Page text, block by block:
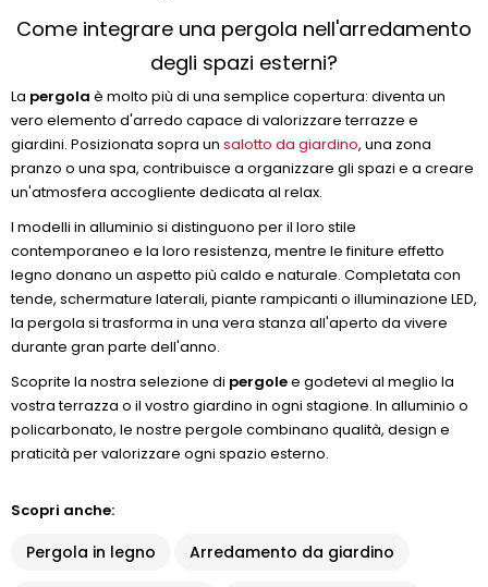
Come integrare una pergola nell'arredamento
degli spazi esterni?
La pergola è molto più di una semplice copertura: diventa un
vero elemento d'arredo capace di valorizzare terrazze e
giardini. Posizionata sopra un salotto da giardino, una zona
pranzo o una spa, contribuisce a organizzare gli spazi e a creare
un'atmosfera accogliente dedicata al relax.
I modelli in alluminio si distinguono per il loro stile
contemporaneo e la loro resistenza, mentre le finiture effetto
legno donano un aspetto più caldo e naturale. Completata con
tende, schermature laterali, piante rampicanti o illuminazione LED,
la pergola si trasforma in una vera stanza all'aperto da vivere
durante gran parte dell'anno.
Scoprite la nostra selezione di pergolee godetevi al meglio la
vostra terrazza o il vostro giardino in ogni stagione. In alluminio o
policarbonato, le nostre pergole combinano qualità, design e
praticità per valorizzare ogni spazio esterno.
Scopri anche:
Pergola in legno Arredamento da giardino